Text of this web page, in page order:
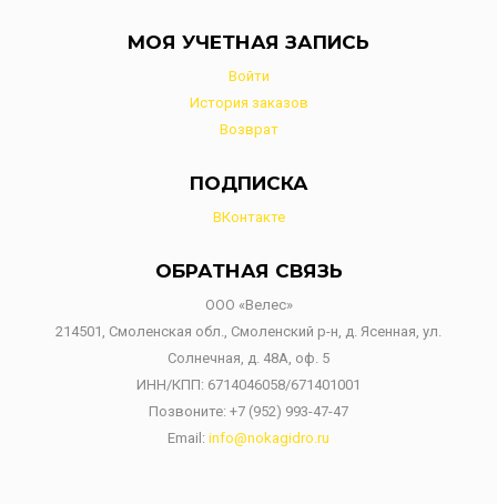
МОЯ УЧЕТНАЯ ЗАПИСЬ
Войти
История заказов
Возврат
ПОДПИСКА
ВКонтакте
ОБРАТНАЯ СВЯЗЬ
ООО «Велес»
214501, Смоленская обл., Смоленский р-н, д. Ясенная, ул.
Солнечная, д. 48А, оф. 5
ИНН/КПП: 6714046058/671401001
Позвоните: +7 (952) 993-47-47
Email: info@nokagidro.ru